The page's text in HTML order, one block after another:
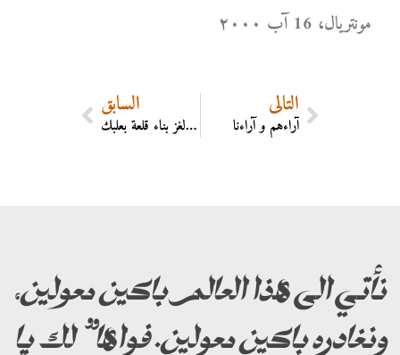
مونتریال، 16 آب ۲۰۰۰
السابق
رائد الفضاء الروسي غريتشكو يزور لبنان بحثاً عن لغز بناء قلعة بعلبك
التالي
آراءهم و آراءنا
نأتي الى هذا العالم باكين معولين،
ونغادره باكين معولين. فواها” لك يا